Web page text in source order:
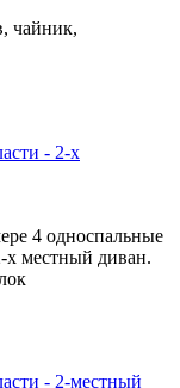
чайник,
4 односпальные
х местный диван.